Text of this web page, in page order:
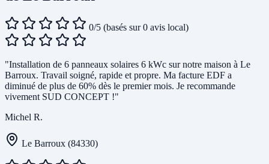
0/5 (basés sur 0 avis local)
"Installation de 6 panneaux solaires 6 kWc sur notre maison à Le
Barroux. Travail soigné, rapide et propre. Ma facture EDF a
diminué de plus de 60% dès le premier mois. Je recommande
vivement SUD CONCEPT !"
Michel R.
Le Barroux (84330)